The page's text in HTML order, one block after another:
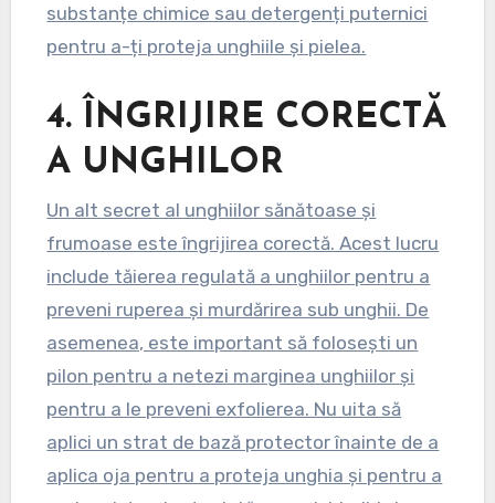
substanțe chimice sau detergenți puternici
pentru a-ți proteja unghiile și pielea.
4. ÎNGRIJIRE CORECTĂ
A UNGHILOR
Un alt secret al unghiilor sănătoase și
frumoase este îngrijirea corectă. Acest lucru
include tăierea regulată a unghiilor pentru a
preveni ruperea și murdărirea sub unghii. De
asemenea, este important să folosești un
pilon pentru a netezi marginea unghiilor și
pentru a le preveni exfolierea. Nu uita să
aplici un strat de bază protector înainte de a
aplica oja pentru a proteja unghia și pentru a